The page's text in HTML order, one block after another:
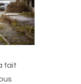
fait